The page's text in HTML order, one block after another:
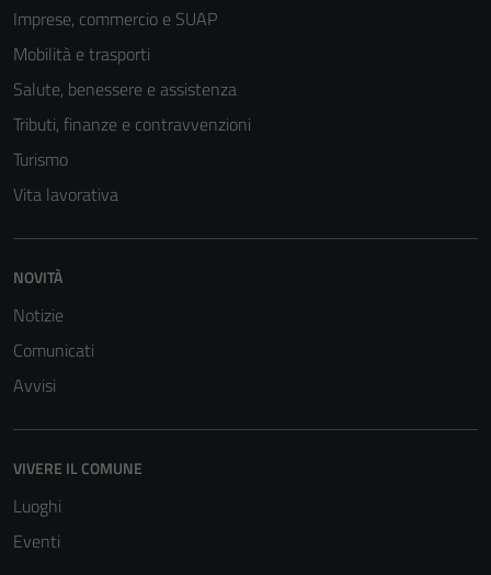
Imprese, commercio e SUAP
Mobilità e trasporti
Salute, benessere e assistenza
Tributi, finanze e contravvenzioni
Turismo
Vita lavorativa
NOVITÀ
Notizie
Comunicati
Avvisi
VIVERE IL COMUNE
Luoghi
Eventi